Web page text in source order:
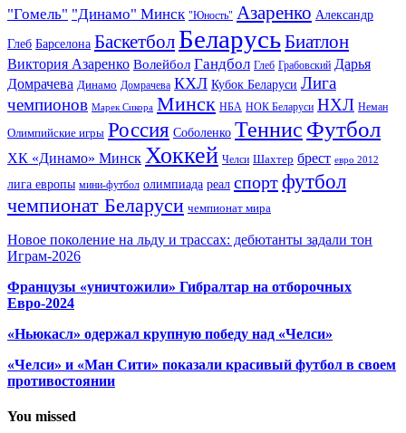
"Гомель" "Динамо" Минск "Юность" Азаренко Александр
Глеб Барселона Баскетбол БеларусьБиатлон
Виктория Азаренко Волейбол Гандбол Глеб Грабовский Дарья
Домрачева Динамо Домрачева КХЛ Кубок Беларуси Лига
чемпионов Марек Сикора Минск НБА НОК Беларуси НХЛ Неман
Олимпийские игры Россия Соболенко Теннис Футбол
ХК «Динамо» Минск Хоккей Челси Шахтер брест евро 2012
лига европы мини-футбол олимпиада реал спортфутбол
чемпионат Беларуси чемпионат мира
Новое поколение на льду и трассах: дебютанты задали тон
Играм-2026
Французы «уничтожили» Гибралтар на отборочных
Евро-2024
«Ньюкасл» одержал крупную победу над «Челси»
«Челси» и «Ман Сити» показали красивый футбол в своем
противостоянии
You missed